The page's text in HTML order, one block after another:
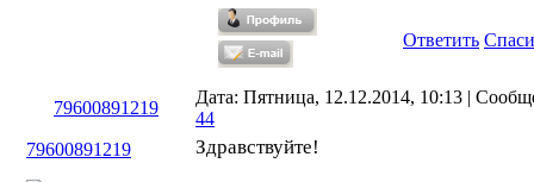
Ответить
79600891219
Дата: Пятница, 12.12.2014, 10:13 |
44
79600891219
Здравствуйте!